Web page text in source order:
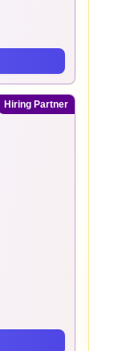
Hiring Partner